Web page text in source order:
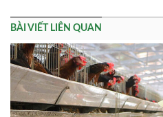
BÀI VIẾT LIÊN QUAN